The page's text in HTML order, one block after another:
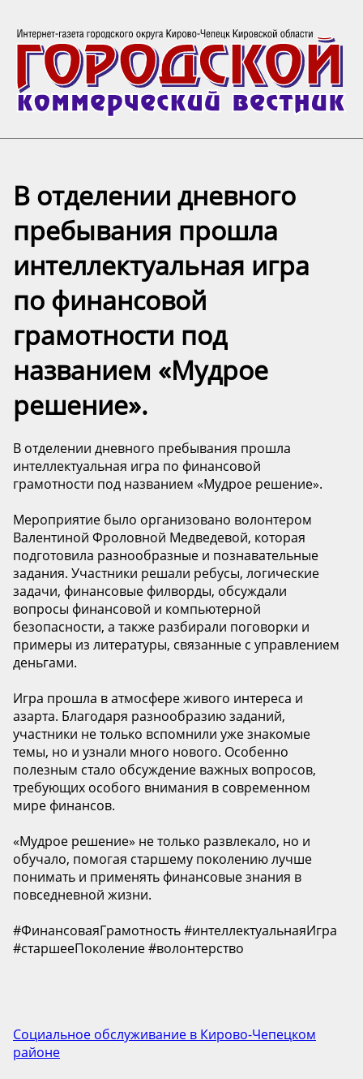
В отделении дневного
пребывания прошла
интеллектуальная игра
по финансовой
грамотности под
названием «Мудрое
решение».
В отделении дневного пребывания прошла
интеллектуальная игра по финансовой
грамотности под названием «Мудрое решение».
Мероприятие было организовано волонтером
Валентиной Фроловной Медведевой, которая
подготовила разнообразные и познавательные
задания. Участники решали ребусы, логические
задачи, финансовые филворды, обсуждали
вопросы финансовой и компьютерной
безопасности, а также разбирали поговорки и
примеры из литературы, связанные с управлением
деньгами.
Игра прошла в атмосфере живого интереса и
азарта. Благодаря разнообразию заданий,
участники не только вспомнили уже знакомые
темы, но и узнали много нового. Особенно
полезным стало обсуждение важных вопросов,
требующих особого внимания в современном
мире финансов.
«Мудрое решение» не только развлекало, но и
обучало, помогая старшему поколению лучше
понимать и применять финансовые знания в
повседневной жизни.
#ФинансоваяГрамотность #интеллектуальнаяИгра
#старшееПоколение #волонтерство
Социальное обслуживание в Кирово-Чепецком
районе